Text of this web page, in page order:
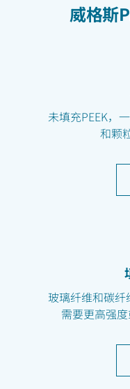
威格斯
未填充PEEK，
和颗
玻璃纤维和碳纤
需要更高强